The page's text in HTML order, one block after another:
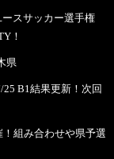
スサッカー選手権
！
県
B1結果更新！次回
組み合わせや県予選